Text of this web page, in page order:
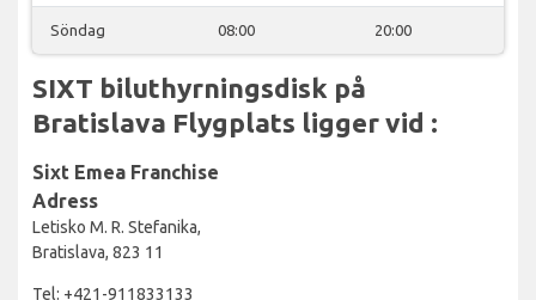
Söndag 08:00 20:00
SIXT biluthyrningsdisk på
Bratislava Flygplats ligger vid :
Sixt Emea Franchise
Adress
Letisko M. R. Stefanika,
Bratislava, 823 11
Tel: +421-911833133